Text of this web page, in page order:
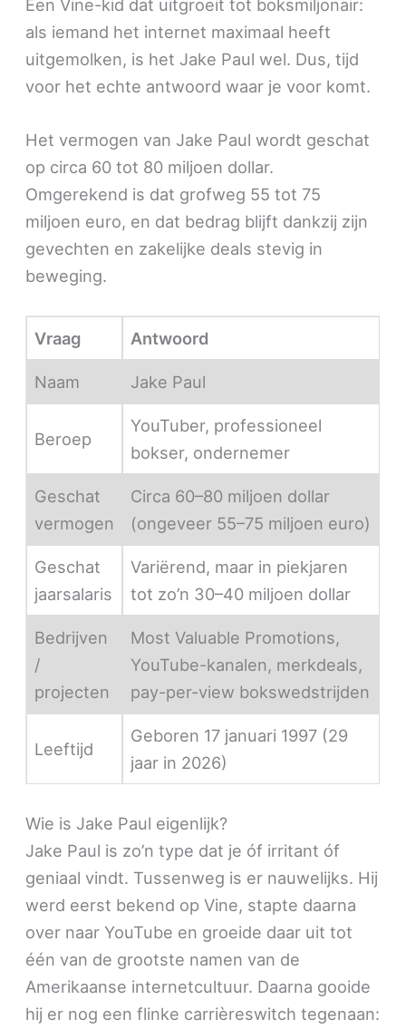
Een Vine-kid dat uitgroeit tot boksmiljonair:
als iemand het internet maximaal heeft
uitgemolken, is het Jake Paul wel. Dus, tijd
voor het echte antwoord waar je voor komt.
Het vermogen van Jake Paul wordt geschat
op circa 60 tot 80 miljoen dollar.
Omgerekend is dat grofweg 55 tot 75
miljoen euro, en dat bedrag blijft dankzij zijn
gevechten en zakelijke deals stevig in
beweging.
Vraag Antwoord
Naam Jake Paul
Beroep
YouTuber, professioneel
bokser, ondernemer
Geschat
vermogen
Circa 60–80 miljoen dollar
(ongeveer 55–75 miljoen euro)
Geschat
jaarsalaris
Variërend, maar in piekjaren
tot zo’n 30–40 miljoen dollar
Bedrijven
/
projecten
Most Valuable Promotions,
YouTube-kanalen, merkdeals,
pay-per-view bokswedstrijden
Leeftijd
Geboren 17 januari 1997 (29
jaar in 2026)
Wie is Jake Paul eigenlijk?
Jake Paul is zo’n type dat je óf irritant óf
geniaal vindt. Tussenweg is er nauwelijks. Hij
werd eerst bekend op Vine, stapte daarna
over naar YouTube en groeide daar uit tot
één van de grootste namen van de
Amerikaanse internetcultuur. Daarna gooide
hij er nog een flinke carrièreswitch tegenaan: